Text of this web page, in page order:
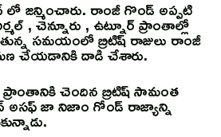
జన్మించారు. రాంజీ గొండ్ అప్పటి
, చెన్నూరు , ఉట్నూర్ ప్రాంతాల్లో
సమయంలో బ్రిటిష్ రాజులు రాంజీ
చేయడానికి దాడి చేశారు.
చెందిన బ్రిటిష్ సామంత
జా నిజాం గోండ్ రాజ్యాన్ని